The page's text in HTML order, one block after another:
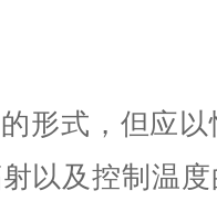
形式，但应
以及控制温